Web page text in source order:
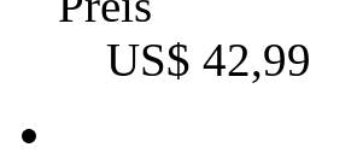
US$ 42,99